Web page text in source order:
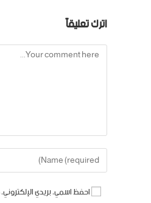
اترك تعليقاً
احفظ اسمي، بريدي